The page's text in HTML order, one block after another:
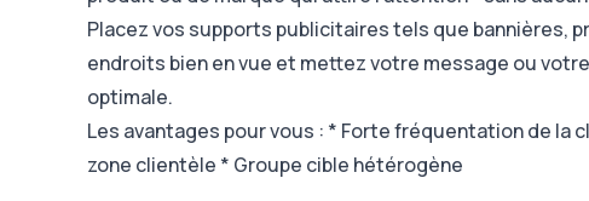
Placez vos supports publicitaires tels que bannières,
endroits bien en vue et mettez votre message ou
optimale.
Les avantages pour vous : * Forte fréquentation de la
zone clientèle * Groupe cible hétérogène